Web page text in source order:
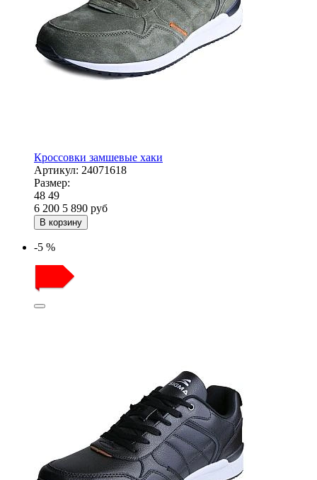
Кроссовки замшевые хаки
Артикул: 24071618
Размер:
48 49
6 200 5 890 руб
В корзину
-5 %